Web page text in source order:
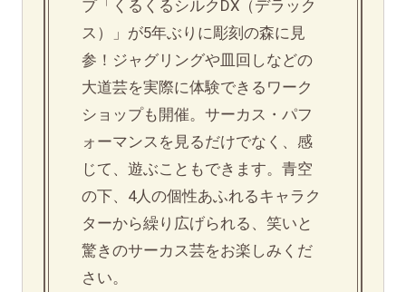
プ「くるくるシルクDX（デラック
ス）」が5年ぶりに彫刻の森に見
参！ジャグリングや皿回しなどの
大道芸を実際に体験できるワーク
ショップも開催。サーカス・パフ
ォーマンスを見るだけでなく、感
じて、遊ぶこともできます。青空
の下、4人の個性あふれるキャラク
ターから繰り広げられる、笑いと
驚きのサーカス芸をお楽しみくだ
さい。